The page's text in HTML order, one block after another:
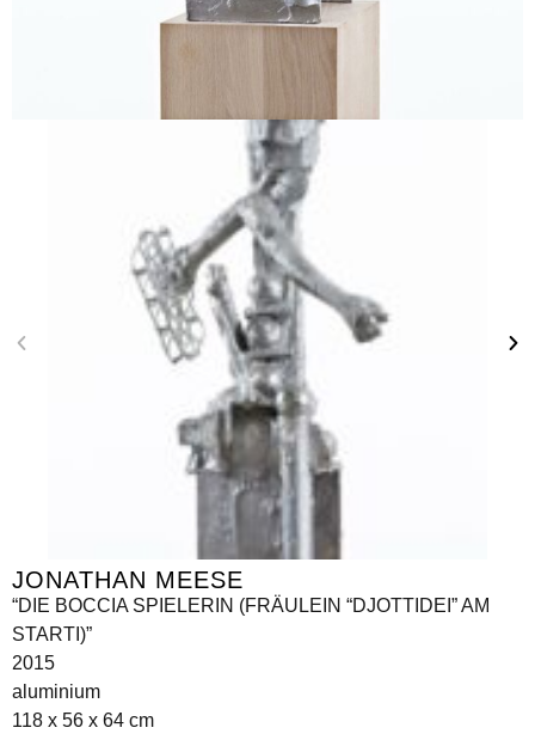
JONATHAN MEESE
“DIE BOCCIA SPIELERIN (FRÄULEIN “DJOTTIDEI” AM
STARTI)”
2015
aluminium
118 x 56 x 64 cm